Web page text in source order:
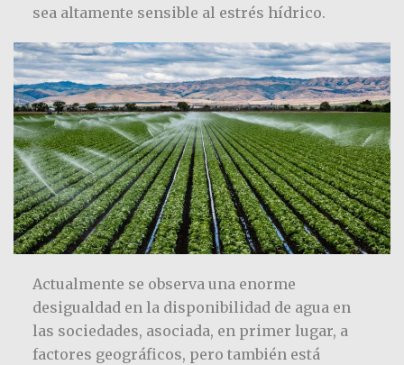
sea altamente sensible al estrés hídrico.
Actualmente se observa una enorme
desigualdad en la disponibilidad de agua en
las sociedades, asociada, en primer lugar, a
factores geográficos, pero también está